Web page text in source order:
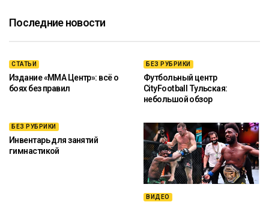
Последние новости
СТАТЬИ
Издание «ММА Центр»: всё о
боях без правил
БЕЗ РУБРИКИ
Футбольный центр
CityFootball Тульская:
небольшой обзор
БЕЗ РУБРИКИ
Инвентарь для занятий
гимнастикой
ВИДЕО